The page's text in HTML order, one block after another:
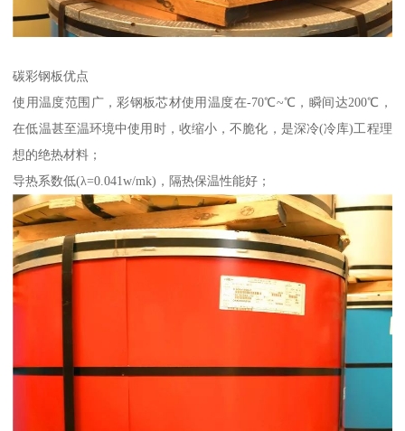
碳彩钢板优点
使用温度范围广，彩钢板芯材使用温度在-70℃~℃，瞬间达200℃，
在低温甚至温环境中使用时，收缩小，不脆化，是深冷(冷库)工程理
想的绝热材料；
导热系数低(λ=0.041w/mk)，隔热保温性能好；